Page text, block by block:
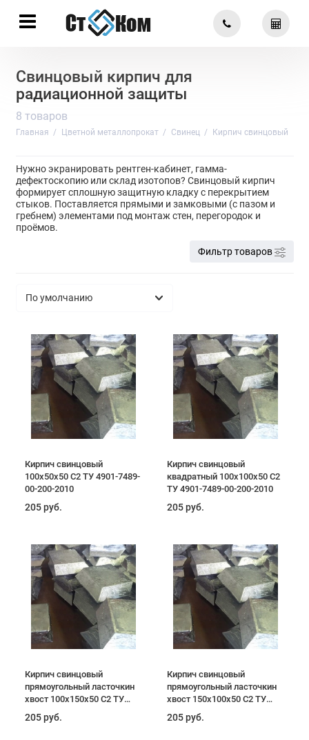
Свинцовый кирпич для
радиационной защиты
8 товаров
Главная Цветной металлопрокат Свинец Кирпич свинцовый
Нужно экранировать рентген-кабинет, гамма-
дефектоскопию или склад изотопов? Свинцовый кирпич
формирует сплошную защитную кладку с перекрытием
стыков. Поставляется прямыми и замковыми (с пазом и
гребнем) элементами под монтаж стен, перегородок и
проёмов.
Фильтр товаров
Кирпич свинцовый
100х50х50 С2 ТУ 4901-7489-
00-200-2010
205 руб.
Кирпич свинцовый
квадратный 100х100х50 С2
ТУ 4901-7489-00-200-2010
205 руб.
Кирпич свинцовый
прямоугольный ласточкин
хвост 100х150х50 С2 ТУ
4901-7489-00-200-2010
205 руб.
Кирпич свинцовый
прямоугольный ласточкин
хвост 150х100х50 С2 ТУ
4901-7489-00-200-2010
205 руб.